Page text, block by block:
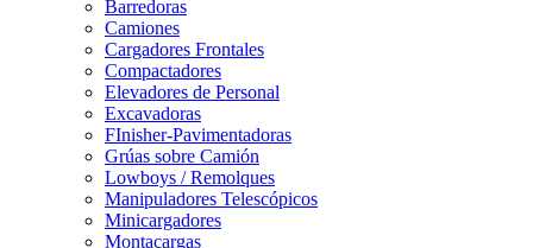
Barredoras
Camiones
Cargadores Frontales
Compactadores
Elevadores de Personal
Excavadoras
FInisher-Pavimentadoras
Grúas sobre Camión
Lowboys / Remolques
Manipuladores Telescópicos
Minicargadores
Montacargas